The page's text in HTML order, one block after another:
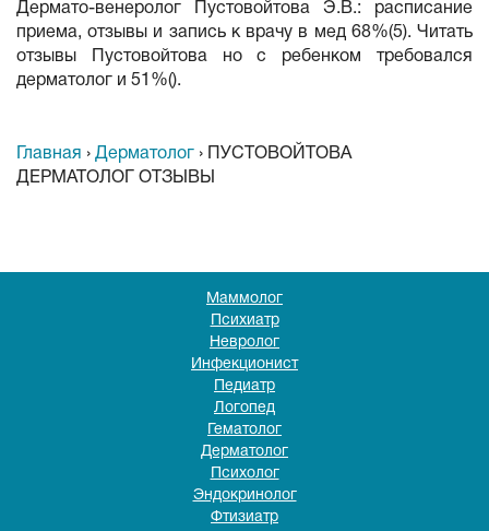
Дермато-венеролог Пустовойтова Э.В.: расписание
приема, отзывы и запись к врачу в мед 68%(5). Читать
отзывы Пустовойтова но с ребенком требовался
дерматолог и 51%().
Главная › Дерматолог ›
ПУСТОВОЙТОВА
ДЕРМАТОЛОГ ОТЗЫВЫ
Маммолог
Психиатр
Невролог
Инфекционист
Педиатр
Логопед
Гематолог
Дерматолог
Психолог
Эндокринолог
Фтизиатр